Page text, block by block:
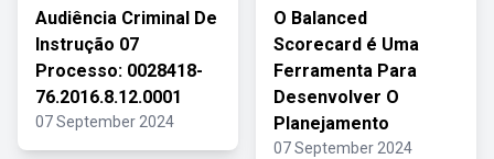
Audiência Criminal De
Instrução 07
Processo: 0028418-
76.2016.8.12.0001
07 September 2024
O Balanced
Scorecard é Uma
Ferramenta Para
Desenvolver O
Planejamento
07 September 2024